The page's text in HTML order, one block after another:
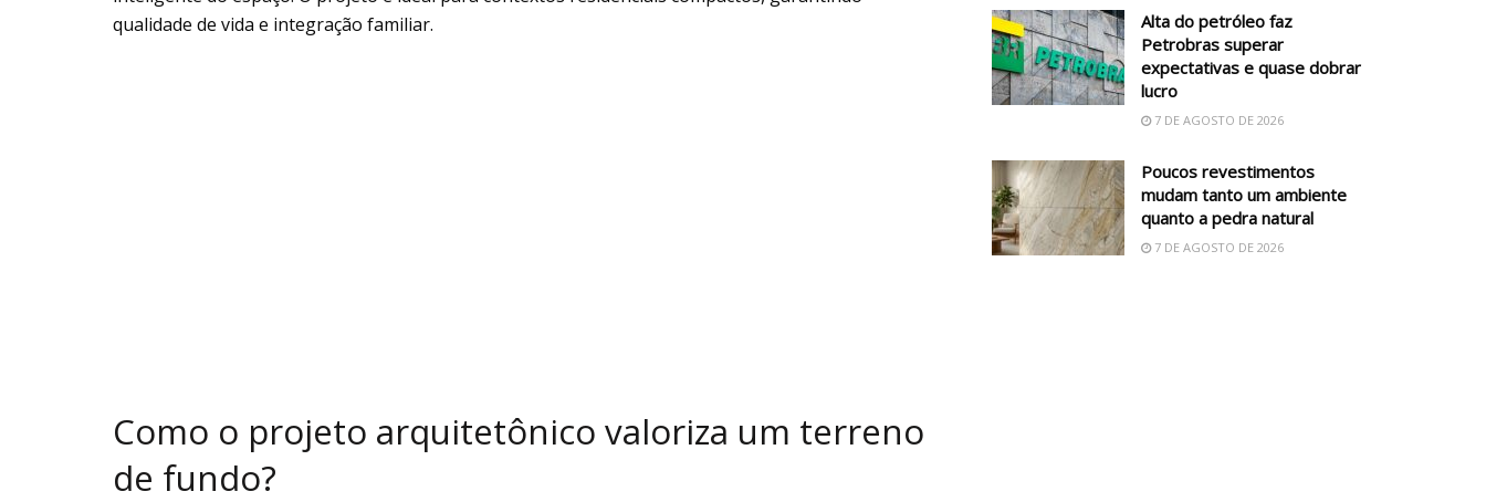
qualidade de vida e integração familiar.
Como o projeto arquitetônico valoriza um terreno
de fundo?
Alta do petróleo faz
Petrobras superar
expectativas e quase dobrar
lucro
7 DE AGOSTO DE 2026
Poucos revestimentos
mudam tanto um ambiente
quanto a pedra natural
7 DE AGOSTO DE 2026